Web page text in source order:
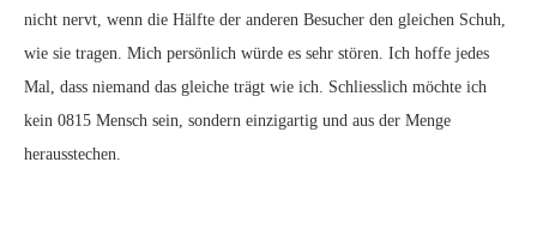
nicht nervt, wenn die Hälfte der anderen Besucher den gleichen Schuh,
wie sie tragen. Mich persönlich würde es sehr stören. Ich hoffe jedes
Mal, dass niemand das gleiche trägt wie ich. Schliesslich möchte ich
kein 0815 Mensch sein, sondern einzigartig und aus der Menge
herausstechen.